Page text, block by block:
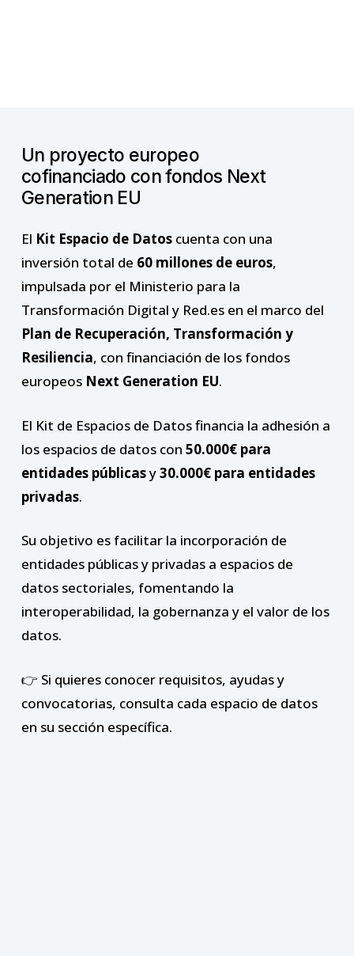
Un proyecto europeo
cofinanciado confondos Next
Generation EU
El Kit Espacio de Datoscuenta con una
inversión total de 60 millones de euros,
impulsada por el Ministerio para la
Transformación Digital y Red.es en el marco del
Plan de Recuperación, Transformación y
Resiliencia, con financiación de los fondos
europeos Next Generation EU.
El Kit de Espacios de Datos financia la adhesión a
los espacios de datos con 50.000€ para
entidades públicasy30.000€ para entidades
privadas.
Su objetivo es facilitar la incorporación de
entidades públicas y privadas a espacios de
datos sectoriales, fomentando la
interoperabilidad, la gobernanza y el valor de los
datos.
👉 Si quieres conocer requisitos, ayudas y
convocatorias, consulta cada espacio de datos
en su sección específica.